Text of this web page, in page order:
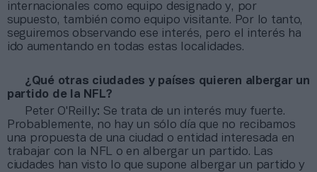
internacionales como equipo designado y, por
supuesto, también como equipo visitante. Por lo tanto,
seguiremos observando ese interés, pero el interés ha
ido aumentando en todas estas localidades.
¿Qué otras ciudades y países quieren albergar un
partido de la NFL?
Peter O'Reilly: Se trata de un interés muy fuerte.
Probablemente, no hay un sólo día que no recibamos
una propuesta de una ciudad o entidad interesada en
trabajar con la NFL o en albergar un partido. Las
ciudades han visto lo que supone albergar un partido y